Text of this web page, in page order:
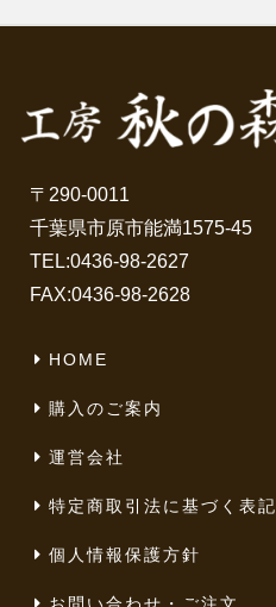
〒290-0011
千葉県市原市能満1575-45
TEL:0436-98-2627
FAX:0436-98-2628
HOME
購入のご案内
運営会社
特定商取引法に基づく表記
個人情報保護方針